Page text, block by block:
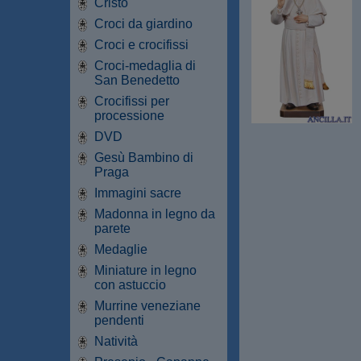
Croci da giardino
Croci e crocifissi
Croci-medaglia di
San Benedetto
Crocifissi per
processione
DVD
Gesù Bambino di
Praga
Immagini sacre
Madonna in legno da
parete
Medaglie
Miniature in legno
con astuccio
Murrine veneziane
pendenti
Natività